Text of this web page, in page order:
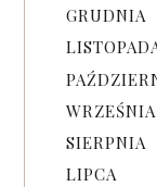
GRUDNIA
WRZEŚNIA
SIERPNIA
LIPCA